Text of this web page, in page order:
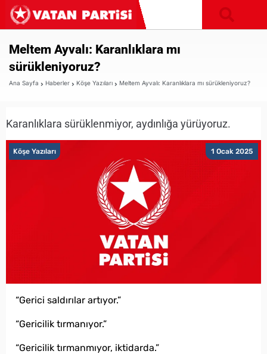
Meltem Ayvalı: Karanlıklara mı
sürükleniyoruz?
Ana Sayfa Haberler Köşe Yazıları Meltem Ayvalı: Karanlıklara mı sürükleniyoruz?
Karanlıklara sürüklenmiyor, aydınlığa yürüyoruz.
1 Ocak 2025
Köşe Yazıları
“Gerici saldırılar artıyor.”
“Gericilik tırmanıyor.”
“Gericilik tırmanmıyor, iktidarda.”